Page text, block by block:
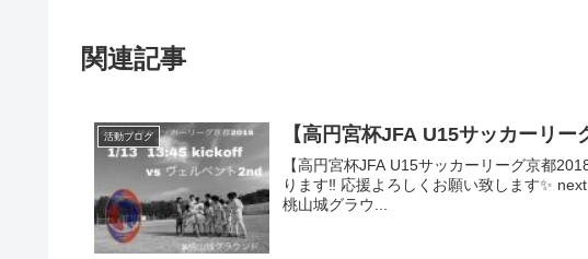
関連記事
活動ブログ 【高円宮杯JFA U15サッカーリー
【高円宮杯JFA U15サッカーリーグ京都
ります‼️ 応援よろしくお願い致します✨
桃山城グラウ...